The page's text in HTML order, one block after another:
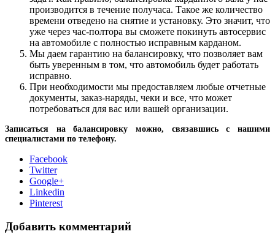
производится в течение получаса. Такое же количество
времени отведено на снятие и установку. Это значит, что
уже через час-полтора вы сможете покинуть автосервис
на автомобиле с полностью исправным карданом.
Мы даем гарантию на балансировку, что позволяет вам
быть уверенным в том, что автомобиль будет работать
исправно.
При необходимости мы предоставляем любые отчетные
документы, заказ-наряды, чеки и все, что может
потребоваться для вас или вашей организации.
Записаться на балансировку можно, связавшись с нашими
специалистами по телефону.
Facebook
Twitter
Google+
Linkedin
Pinterest
Добавить комментарий